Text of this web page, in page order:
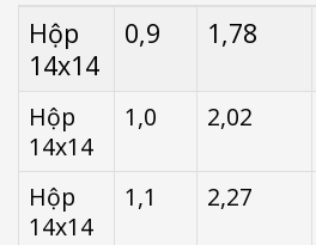
Quy
cách
Độ
dày
Trọng
lượng
Hộp
14x14
0,9 1,78
Hộp
14x14
1,0 2,02
Hộp
14x14
1,1 2,27